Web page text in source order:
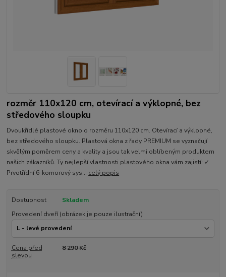
rozměr 110x120 cm, otevírací a výklopné, bez
středového sloupku
Dvoukřídlé plastové okno o rozměru 110x120 cm. Otevírací a výklopné,
bez středového sloupku. Plastová okna z řady PREMIUM se vyznačují
skvělým poměrem ceny a kvality a jsou tak velmi oblíbeným produktem
našich zákazníků. Ty nejlepší vlastnosti plastového okna vám zajistí: ✓
Prvotřídní 6-komorový sys... celý popis
Dostupnost
Skladem
Provedení dveří (obrázek je pouze ilustrační)
Cena před
slevou
8 290 Kč